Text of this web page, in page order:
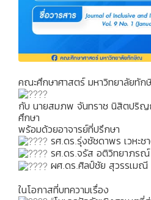
คณะศึกษาศาสตร์ มหาวิทยาลัยทั
กับ นายสมภพ จันทราช นิสิตปริญ
ศึกษา
พร้อมด้วยอาจารย์ที่ปรึกษา
รศ.ดร.รุ่งชัชดาพร เวหะช
รศ.ดร.จรัส อติวิทยาภรณ์
ผศ.ดร.ศิลป์ชัย สุวรรเมณี
ในโอกาสที่บทความเรื่อง